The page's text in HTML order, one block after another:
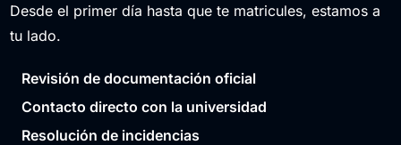
Desde el primer día hasta que te matricules, estamos a
tu lado.
Revisión de documentación oficial
Contacto directo con la universidad
Resolución de incidencias